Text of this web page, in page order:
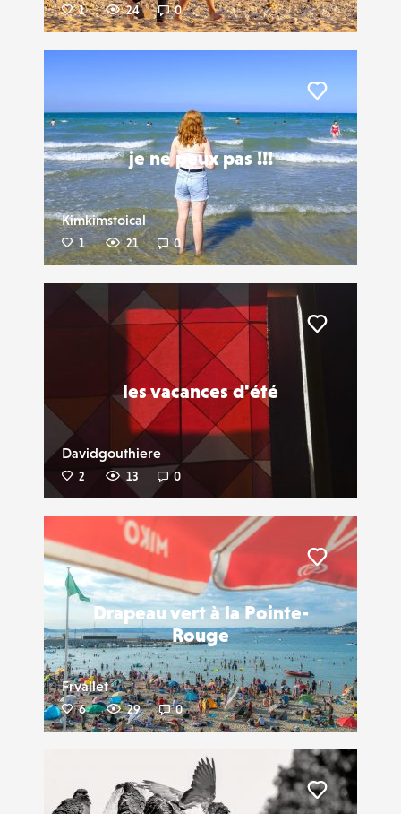
1 24 0
je ne peux pas !!!
Kimkimstoical
1 21 0
les vacances d'été
Davidgouthiere
2 13 0
Drapeau vert à la Pointe-
Rouge
Frvallet
6 29 0
Liker